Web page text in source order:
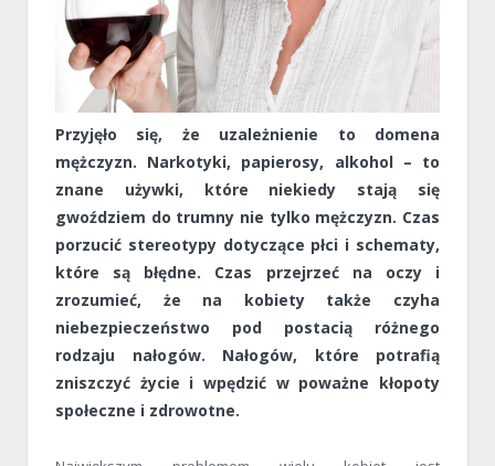
Przyjęło się, że uzależnienie to domena
mężczyzn. Narkotyki, papierosy, alkohol – to
znane używki, które niekiedy stają się
gwoździem do trumny nie tylko mężczyzn. Czas
porzucić stereotypy dotyczące płci i schematy,
które są błędne. Czas przejrzeć na oczy i
zrozumieć, że na kobiety także czyha
niebezpieczeństwo pod postacią różnego
rodzaju nałogów. Nałogów, które potrafią
zniszczyć życie i wpędzić w poważne kłopoty
społeczne i zdrowotne.